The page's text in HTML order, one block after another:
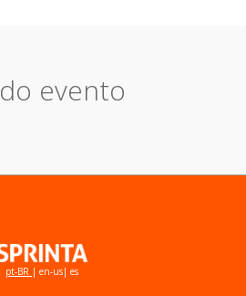
do evento
pt-BR | en-us| es